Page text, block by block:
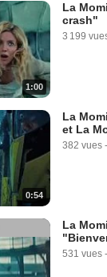
1:00
La
crash"
3 199
0:54
La
et La
382 vues -
La
531 vues -